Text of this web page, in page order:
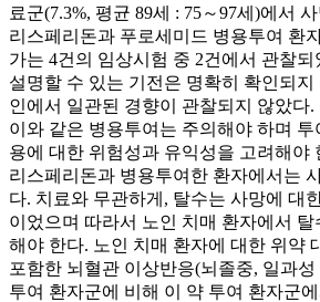
료군(7.3%, 평균 89세 : 75～97세)에서
리스페리돈과 푸로세미드 병용투여 환
가는 4건의 임상시험 중 2건에서 관찰
설명할 수 있는 기전은 명확히 확인되지
인에서 일관된 경향이 관찰되지 않았다
이와 같은 병용투여는 주의해야 하며
용에 대한 위험성과 유익성을 고려해야
리스페리돈과 병용투여한 환자에서는
다. 치료와 무관하게, 탈수는 사망에 대
이었으며 따라서 노인 치매 환자에서 탈
해야 한다. 노인 치매 환자에 대한 위약
포함한 뇌혈관 이상반응(뇌졸중, 일과
투여 환자군에 비해 이 약 투여 환자군